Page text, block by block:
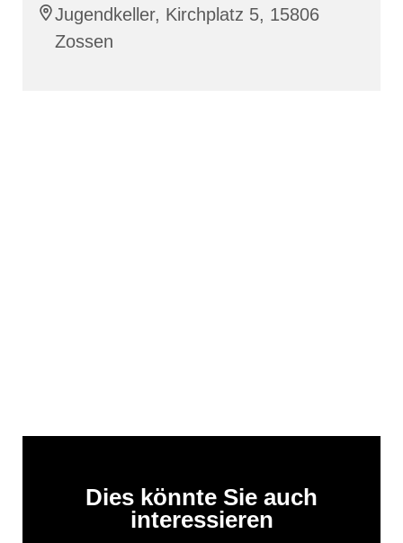
Jugendkeller, Kirchplatz 5, 15806
Zossen
Dies könnte Sie auch
interessieren